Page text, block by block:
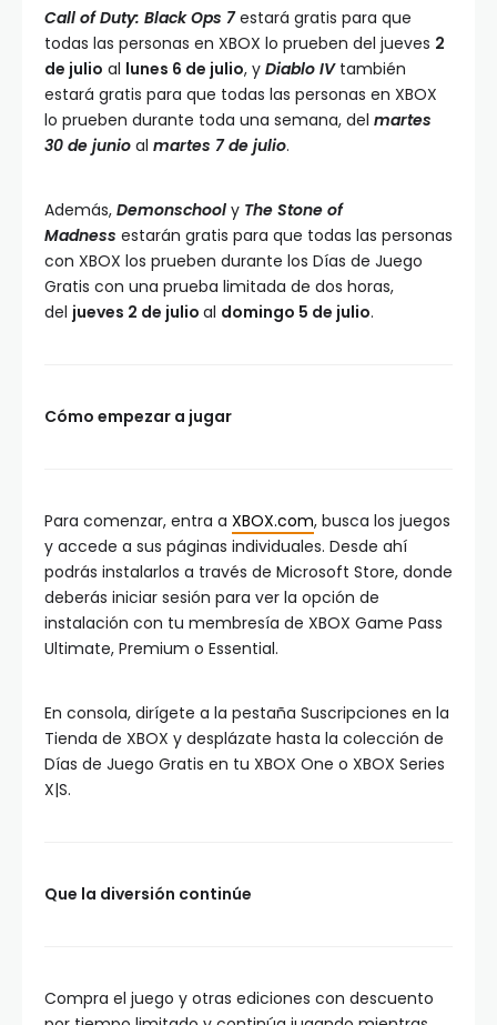
Call of Duty: Black Ops 7estará gratis para que
todas las personas en XBOX lo prueben del jueves 2
de julio al lunes 6 de julio, y Diablo IVtambién
estará gratis para que todas las personas en XBOX
lo prueben durante toda una semana, del martes
30 de junio al martes 7 de julio.
Además, Demonschool y The Stone of
Madness estarán gratis para que todas las personas
con XBOX los prueben durante los Días de Juego
Gratis con una prueba limitada de dos horas,
del jueves 2 de julio al domingo 5 de julio.
Cómo empezar a jugar
Para comenzar, entra a XBOX.com, busca los juegos
y accede a sus páginas individuales. Desde ahí
podrás instalarlos a través de Microsoft Store, donde
deberás iniciar sesión para ver la opción de
instalación con tu membresía de XBOX Game Pass
Ultimate, Premium o Essential.
En consola, dirígete a la pestaña Suscripciones en la
Tienda de XBOX y desplázate hasta la colección de
Días de Juego Gratis en tu XBOX One o XBOX Series
X|S.
Que la diversión continúe
Compra el juego y otras ediciones con descuento